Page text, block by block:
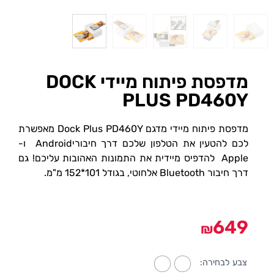
מדפסת פיתוח מיידי DOCK
PLUS PD460Y
מדפסת פיתוח מיידי מדגם Dock Plus PD460Y מאפשרת
לכם להטעין את הטלפון שלכם דרך חיבוריAndroid ו-
Apple להדפיס מיידית את התמונות האהובות עליכם! גם
דרך חיבור Bluetooth אלחוטי, בגודל 101*152 מ"מ.
₪649
צבע לבחירה: